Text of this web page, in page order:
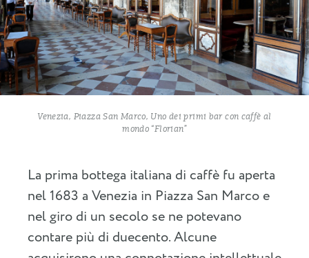
Venezia, Piazza San Marco, Uno dei primi bar con caffè al
mondo “Florian”
La prima bottega italiana di caffè fu aperta
nel 1683 a Venezia in Piazza San Marco e
nel giro di un secolo se ne potevano
contare più di duecento. Alcune